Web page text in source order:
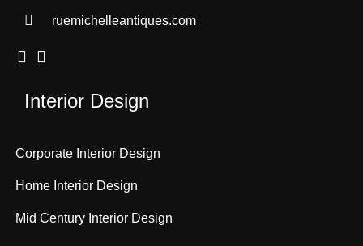
ruemichelleantiques.com
Interior Design
Corporate Interior Design
Home Interior Design
Mid Century Interior Design